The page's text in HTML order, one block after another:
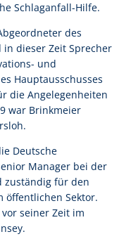
Schlaganfall-Hilfe.
des
dieser Zeit Sprecher
und
Hauptausschusses
die Angelegenheiten
war Brinkmeier
Deutsche
Manager bei der
zuständig für den
öffentlichen Sektor.
seiner Zeit im